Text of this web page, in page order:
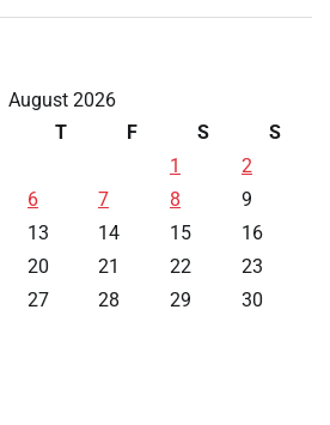
August 2026
T F S
S
1
2
6 7 8
9
13 14 15
16
20 21 22
23
27 28 29
30